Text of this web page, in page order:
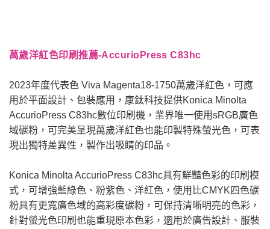
萬歲洋紅色印刷推薦-AccurioPress C83hc
2023年度代表色 Viva Magenta18-1750萬歲洋紅色，可應
用於平面設計、包裝應用，康鈦科技提供Konica Minolta
AccurioPress C83hc數位印刷機，業界唯一使用sRGB廣色
域碳粉，可完美呈現萬歲洋紅色也能印製特殊螢光色，可表
現出獨特差異性，製作出吸睛的印品。
Konica Minolta AccurioPress C83hc具有鮮豔色彩的印刷模
式，可增強藍綠色、粉紫色、洋紅色，使用比CMYK四色碳
粉具有更寬廣色域的高彩度碳粉，可保持清晰明亮的色彩，
針對螢光色印刷也能重現原本色彩，適用於廣告設計、服裝